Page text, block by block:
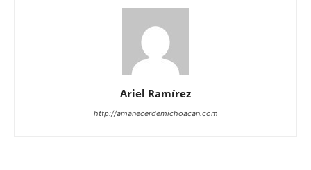
Ariel Ramírez
http://amanecerdemichoacan.com